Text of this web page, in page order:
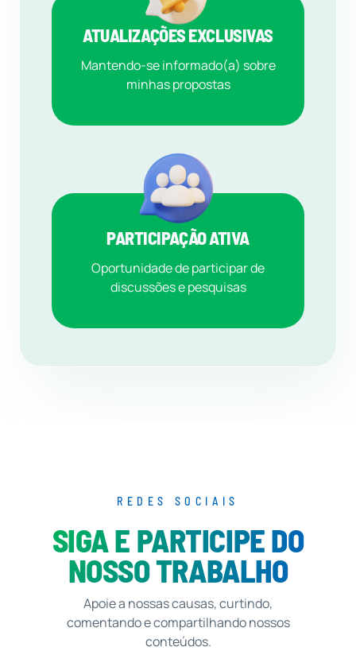
ATUALIZAÇÕES EXCLUSIVAS
Mantendo-se informado(a) sobre
minhas propostas
PARTICIPAÇÃO ATIVA
Oportunidade de participar de
discussões e pesquisas
REDES SOCIAIS
SIGA E PARTICIPE DO
NOSSO TRABALHO
Apoie a nossas causas, curtindo,
comentando e compartilhando nossos
conteúdos.